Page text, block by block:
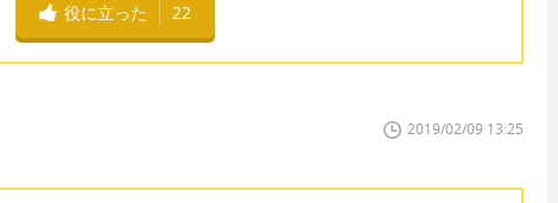
役に立った 22
2019/02/09 13:25